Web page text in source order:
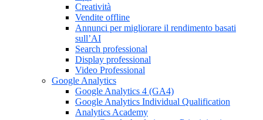
Creatività
Vendite offline
Annunci per migliorare il rendimento basati
sull’AI
Search professional
Display professional
Video Professional
Google Analytics
Google Analytics 4 (GA4)
Google Analytics Individual Qualification
Analytics Academy